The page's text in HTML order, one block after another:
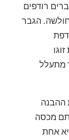
רודפים
הגבר
מתעלל
ההבנה
מכסה
אחת